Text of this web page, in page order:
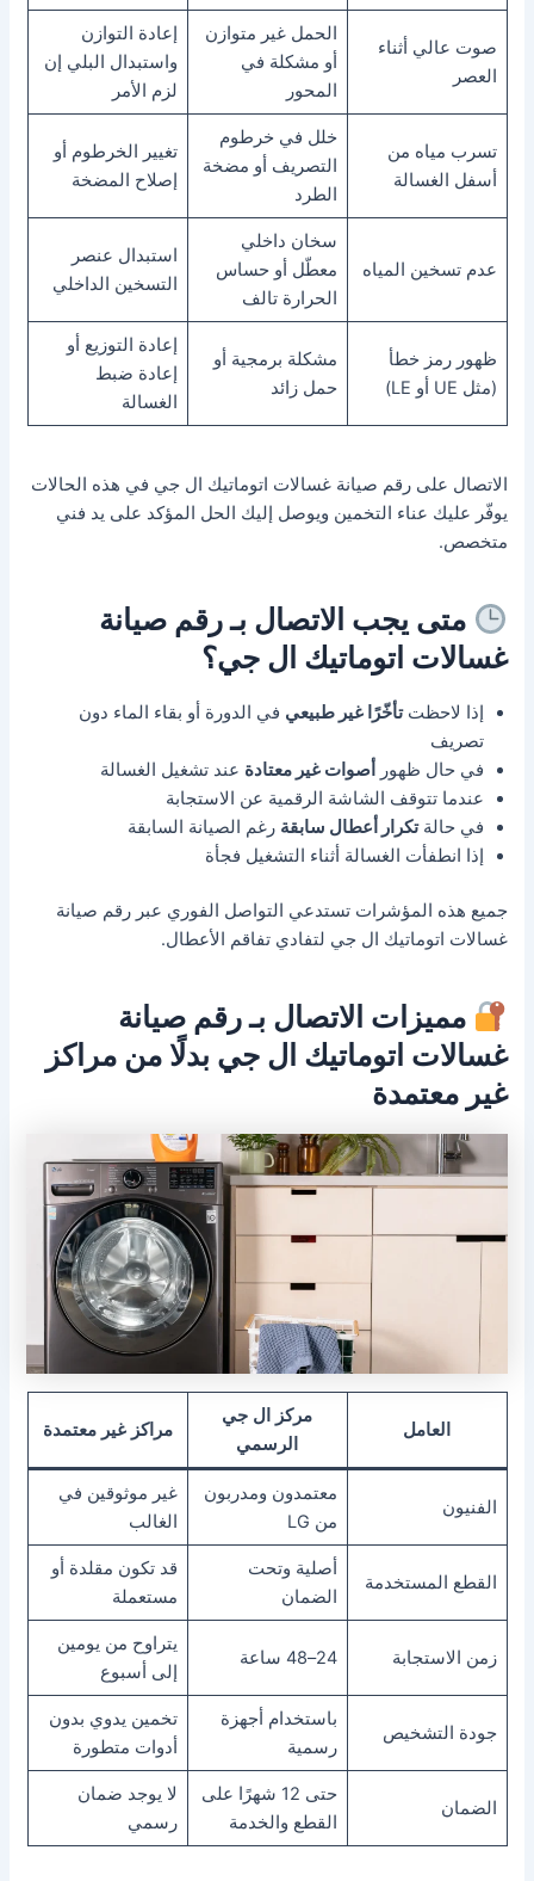
صوت عالي أثناء
العصر
الحمل غير متوازن
أو مشكلة في
المحور
إعادة التوازن
واستبدال البلي إن
لزم الأمر
تسرب مياه من
أسفل الغسالة
خلل في خرطوم
التصريف أو مضخة
الطرد
تغيير الخرطوم أو
إصلاح المضخة
عدم تسخين المياه
سخان داخلي
معطّل أو حساس
الحرارة تالف
استبدال عنصر
التسخين الداخلي
ظهور رمز خطأ
(مثل UE أو LE)
مشكلة برمجية أو
حمل زائد
إعادة التوزيع أو
إعادة ضبط
الغسالة
الاتصال على رقم صيانة غسالات اتوماتيك ال جي في هذه الحالات
يوفّر عليك عناء التخمين ويوصل إليك الحل المؤكد على يد فني
متخصص.
متى يجب الاتصال بـ رقم صيانة
غسالات اتوماتيك ال جي؟
إذا لاحظتتأخّرًا غير طبيعي في الدورة أو بقاء الماء دون
تصريف
في حال ظهور أصوات غير معتادة عند تشغيل الغسالة
عندما تتوقف الشاشة الرقمية عن الاستجابة
في حالةتكرار أعطال سابقة رغم الصيانة السابقة
إذا انطفأت الغسالة أثناء التشغيل فجأة
جميع هذه المؤشرات تستدعي التواصل الفوري عبر رقم صيانة
غسالات اتوماتيك ال جي لتفادي تفاقم الأعطال.
مميزات الاتصال بـ رقم صيانة
غسالات اتوماتيك ال جي بدلًا من مراكز
غير معتمدة
العامل
مركز ال جي
الرسمي
مراكز غير معتمدة
الفنيون
معتمدون ومدربون
من LG
غير موثوقين في
الغالب
القطع المستخدمة
أصلية وتحت
الضمان
قد تكون مقلدة أو
مستعملة
زمن الاستجابة 24–48 ساعة
يتراوح من يومين
إلى أسبوع
جودة التشخيص
باستخدام أجهزة
رسمية
تخمين يدوي بدون
أدوات متطورة
الضمان
حتى 12 شهرًا على
القطع والخدمة
لا يوجد ضمان
رسمي